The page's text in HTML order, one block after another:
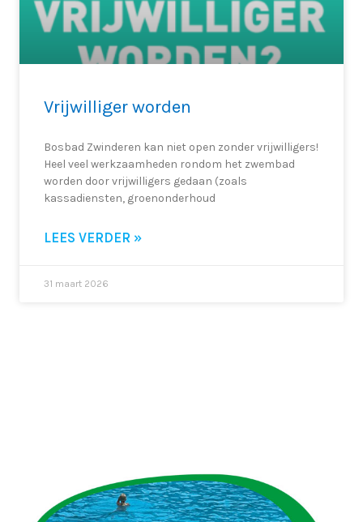
Vrijwilliger worden
Bosbad Zwinderen kan niet open zonder vrijwilligers!
Heel veel werkzaamheden rondom het zwembad
worden door vrijwilligers gedaan (zoals
kassadiensten, groenonderhoud
LEES VERDER »
31 maart 2026